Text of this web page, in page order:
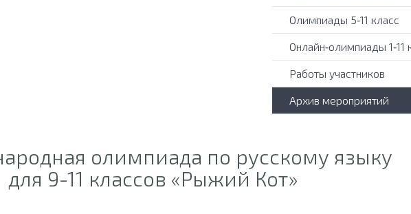
Олимпиады 5‑11 класс
Онлайн‑олимпиады 1‑11
Работы участников
Архив мероприятий
олимпиада по русскому языку
для 9-11 классов «Рыжий Кот»